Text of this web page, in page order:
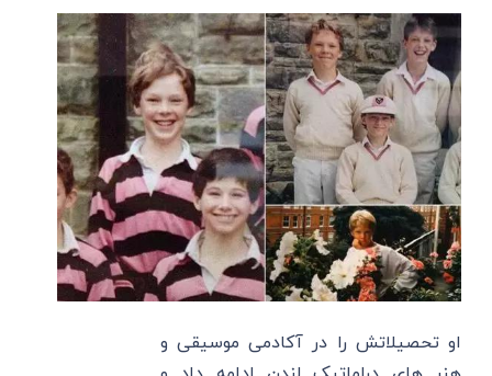
او تحصیلاتش را در آکادمی موسیقی و